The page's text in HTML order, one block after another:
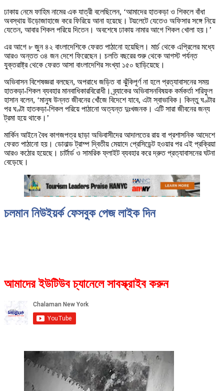
ঢাকায় নেমে ফাহিম নামের এক যাত্রী বলেছিলেন, ‘আমাদের হাতকড়া ও শিকলে বাঁধা
অবস্থায় উড়োজাহাজে করে ফিরিয়ে আনা হয়েছে। টয়লেটে যেতেও অফিসার সঙ্গে নিয়ে
যেতেন, আবার শিকল পরিয়ে দিতেন। অবশেষে ঢাকায় নামার আগে শিকল খোলা হয়।’
এর আগে ৮ জুন ৪২ বাংলাদেশিকে ফেরত পাঠানো হয়েছিল। মার্চ থেকে এপ্রিলের মধ্যে
আরও অন্তত ৩৪ জন দেশে ফিরেছেন। চলতি বছরের শুরু থেকে আগস্ট পর্যন্ত
যুক্তরাষ্ট্র থেকে ফেরত আসা বাংলাদেশির সংখ্যা ১৫০ ছাড়িয়েছে।
অভিবাসন বিশেষজ্ঞরা বলছেন, অপরাধে জড়িত বা ঝুঁকিপূর্ণ না হলে প্রত্যাবাসনের সময়
হাতকড়া-শিকল ব্যবহার মানবাধিকারবিরোধী। ব্র্যাকের অভিবাসনবিষয়ক কর্মকর্তা শরিফুল
হাসান বলেন, ‘মানুষ উন্নত জীবনের খোঁজে বিদেশে যাবে, এটা স্বাভাবিক। কিন্তু ঘণ্টার
পর ঘণ্টা হাতকড়া-শিকল পরিয়ে পাঠানো অত্যন্ত দুঃখজনক। এটি সারা জীবনের জন্য
ট্রমা হয়ে থাকে।’
মার্কিন আইনে বৈধ কাগজপত্র ছাড়া অভিবাসীদের আদালতের রায় বা প্রশাসনিক আদেশে
ফেরত পাঠানো হয়। ডোনাল্ড ট্রাম্প দ্বিতীয় মেয়াদে প্রেসিডেন্ট হওয়ার পর এই প্রক্রিয়া
আরও কঠোর হয়েছে। চার্টার্ড ও সামরিক ফ্লাইট ব্যবহার করে দ্রুত প্রত্যাবাসনের ঘটনা
বেড়েছে।
চলমান নিউইয়র্ক ফেসবুক পেজ লাইক দিন
আমাদের ইউটিউব চ্যানেলে সাবস্ক্রাইব করুন